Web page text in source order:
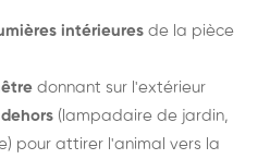
intérieures de la pièce
donnant sur l'extérieur
(lampadaire de jardin,
pour attirer l'animal vers la